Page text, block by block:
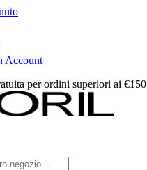
Account
per ordini superiori ai €150